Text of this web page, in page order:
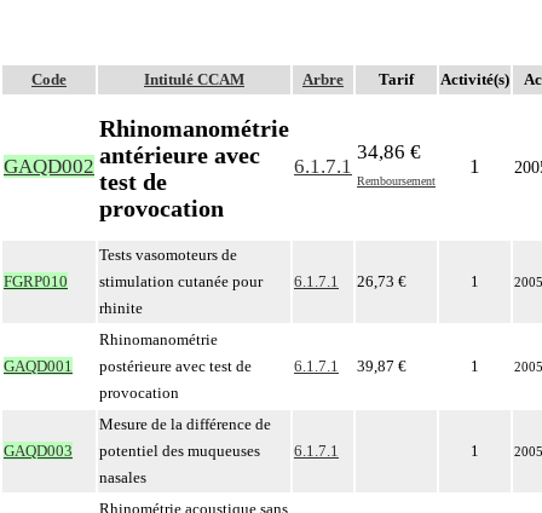
Code Intitulé CCAM Arbre Tarif Activité(s)
GAQD002
Rhinomanométrie
antérieure avec
test de
provocation
6.1.7.1
34,86 €
Remboursement
1
FGRP010
Tests vasomoteurs de
stimulation cutanée pour
rhinite
6.1.7.1 26,73 € 1 2005
GAQD001
Rhinomanométrie
postérieure avec test de
provocation
6.1.7.1 39,87 € 1 2005
GAQD003
Mesure de la différence de
potentiel des muqueuses
nasales
6.1.7.1 1 2005
Rhinométrie acoustique sans